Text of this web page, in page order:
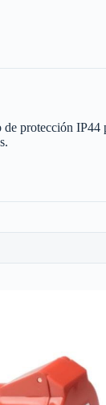
protección IP44